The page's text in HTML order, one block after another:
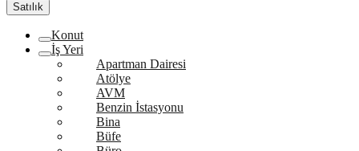
Satılık
Konut
İş Yeri
Apartman Dairesi
Atölye
AVM
Benzin İstasyonu
Bina
Büfe